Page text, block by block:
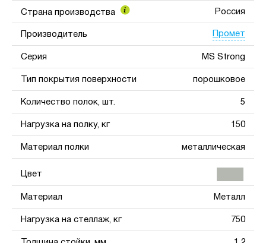
Страна производства Россия
Производитель Промет
Серия MS Strong
Тип покрытия поверхности порошковое
Количество полок, шт. 5
Нагрузка на полку, кг 150
Материал полки металлическая
Цвет
Материал Металл
Нагрузка на стеллаж, кг 750